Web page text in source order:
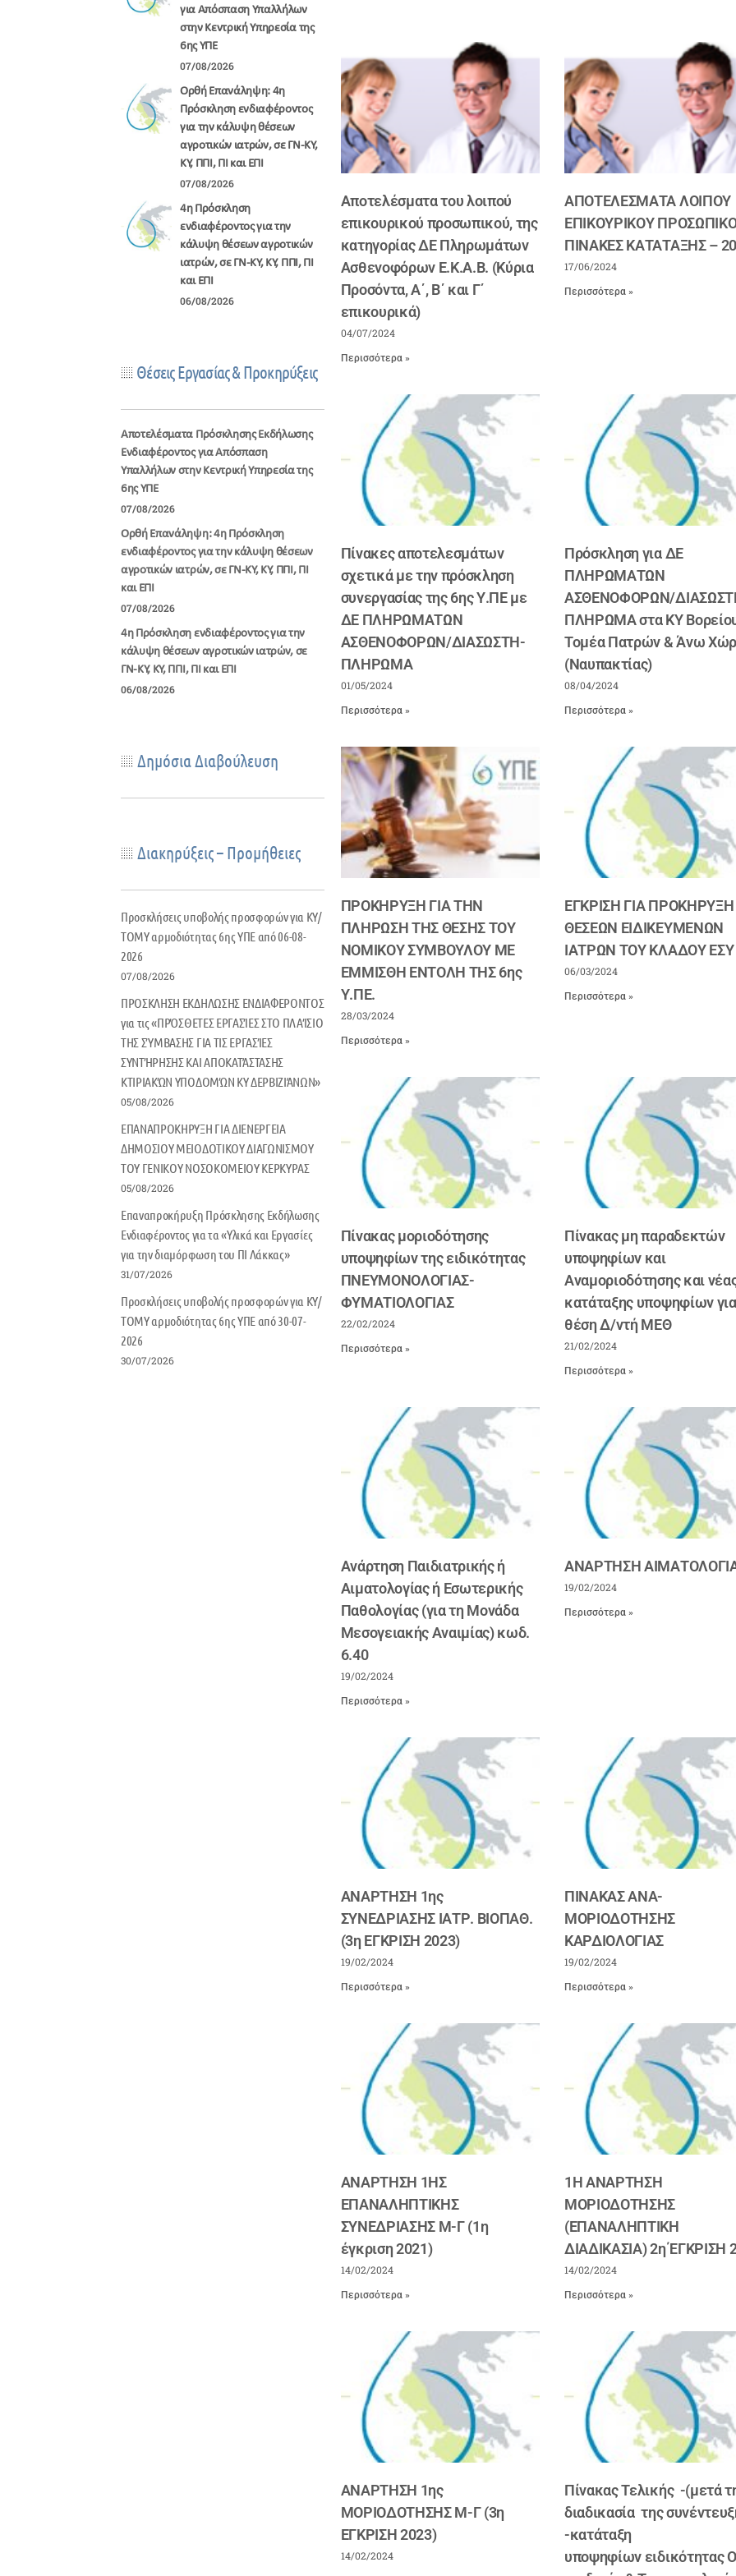
για Απόσπαση Υπαλλήλων
στην Κεντρική Υπηρεσία της
6ης ΥΠΕ
07/08/2026
Ορθή Επανάληψη: 4η
Πρόσκληση ενδιαφέροντος
για την κάλυψη θέσεων
αγροτικών ιατρών, σε ΓΝ-ΚΥ,
ΚΥ, ΠΠΙ, ΠΙ και ΕΠΙ
07/08/2026
4η Πρόσκληση
ενδιαφέροντος για την
κάλυψη θέσεων αγροτικών
ιατρών, σε ΓΝ-ΚΥ, ΚΥ, ΠΠΙ, ΠΙ
και ΕΠΙ
06/08/2026
Θέσεις Εργασίας & Προκηρύξεις
Αποτελέσματα Πρόσκλησης Εκδήλωσης
Ενδιαφέροντος για Απόσπαση
Υπαλλήλων στην Κεντρική Υπηρεσία της
6ης ΥΠΕ
07/08/2026
Ορθή Επανάληψη: 4η Πρόσκληση
ενδιαφέροντος για την κάλυψη θέσεων
αγροτικών ιατρών, σε ΓΝ-ΚΥ, ΚΥ, ΠΠΙ, ΠΙ
και ΕΠΙ
07/08/2026
4η Πρόσκληση ενδιαφέροντος για την
κάλυψη θέσεων αγροτικών ιατρών, σε
ΓΝ-ΚΥ, ΚΥ, ΠΠΙ, ΠΙ και ΕΠΙ
06/08/2026
Δημόσια Διαβούλευση
Διακηρύξεις – Προμήθειες
Προσκλήσεις υποβολής προσφορών για ΚΥ/
ΤΟΜΥ αρμοδιότητας 6ης ΥΠΕ από 06-08-
2026
07/08/2026
ΠΡΟΣΚΛΗΣΗ ΕΚΔΗΛΩΣΗΣ ΕΝΔΙΑΦΕΡΟΝΤΟΣ
για τις «ΠΡΌΣΘΕΤΕΣ ΕΡΓΑΣΊΕΣ ΣΤΟ ΠΛΑΊΣΙΟ
ΤΗΣ ΣΎΜΒΑΣΗΣ ΓΙΑ ΤΙΣ ΕΡΓΑΣΊΕΣ
ΣΥΝΤΉΡΗΣΗΣ ΚΑΙ ΑΠΟΚΑΤΆΣΤΑΣΗΣ
ΚΤΙΡΙΑΚΏΝ ΥΠΟΔΟΜΏΝ ΚΥ ΔΕΡΒΙΖΙΆΝΩΝ»
05/08/2026
ΕΠΑΝΑΠΡΟΚΗΡΥΞΗ ΓΙΑ ΔΙΕΝΕΡΓΕΙΑ
ΔΗΜΟΣΙΟΥ ΜΕΙΟΔΟΤΙΚΟΥ ΔΙΑΓΩΝΙΣΜΟΥ
ΤΟΥ ΓΕΝΙΚΟΥ ΝΟΣΟΚΟΜΕΙΟΥ ΚΕΡΚΥΡΑΣ
05/08/2026
Επαναπροκήρυξη Πρόσκλησης Εκδήλωσης
Ενδιαφέροντος για τα «Υλικά και Εργασίες
για την διαμόρφωση του ΠΙ Λάκκας»
31/07/2026
Προσκλήσεις υποβολής προσφορών για ΚΥ/
ΤΟΜΥ αρμοδιότητας 6ης ΥΠΕ από 30-07-
2026
30/07/2026
Aποτελέσματα του λοιπού
επικουρικού προσωπικού, της
κατηγορίας ΔΕ Πληρωμάτων
Ασθενοφόρων Ε.Κ.Α.Β. (Κύρια
Προσόντα, Α΄, Β΄ και Γ΄
επικουρικά)
04/07/2024
Περισσότερα »
ΑΠΟΤΕΛΕΣΜΑΤΑ ΛΟΙΠΟΥ
ΕΠΙΚΟΥΡΙΚΟΥ
ΠΙΝΑΚΕΣ ΚΑΤΑΤΑΞΗΣ –
17/06/2024
Περισσότερα »
Πίνακες αποτελεσμάτων
σχετικά με την πρόσκληση
συνεργασίας της 6ης Υ.ΠΕ με
ΔΕ ΠΛΗΡΩΜΑΤΩΝ
ΑΣΘΕΝΟΦΟΡΩΝ/ΔΙΑΣΩΣΤΗ-
ΠΛΗΡΩΜΑ
01/05/2024
Περισσότερα »
Πρόσκληση για ΔΕ
ΠΛΗΡΩΜΑΤΩΝ
ΑΣΘΕΝΟΦΟΡΩΝ/
ΠΛΗΡΩΜΑ στα ΚΥ
Τομέα Πατρών & Άνω
(Ναυπακτίας)
08/04/2024
Περισσότερα »
ΠΡΟΚΗΡΥΞΗ ΓΙΑ ΤΗΝ
ΠΛΗΡΩΣΗ ΤΗΣ ΘΕΣΗΣ ΤΟΥ
ΝΟΜΙΚΟΥ ΣΥΜΒΟΥΛΟΥ ΜΕ
ΕΜΜΙΣΘΗ ΕΝΤΟΛΗ ΤΗΣ 6ης
Υ.ΠΕ.
28/03/2024
Περισσότερα »
ΕΓΚΡΙΣΗ ΓΙΑ ΠΡΟΚΗΡΥΞΗ
ΘΕΣΕΩΝ ΕΙΔΙΚΕΥΜΕΝΩΝ
ΙΑΤΡΩΝ ΤΟΥ ΚΛΑΔΟΥ ΕΣΥ
06/03/2024
Περισσότερα »
Πίνακας μοριοδότησης
υποψηφίων της ειδικότητας
ΠΝΕΥΜΟΝΟΛΟΓΙΑΣ-
ΦΥΜΑΤΙΟΛΟΓΙΑΣ
22/02/2024
Περισσότερα »
Πίνακας μη παραδεκτών
υποψηφίων και
Αναμοριοδότησης και
κατάταξης υποψηφίων για
θέση Δ/ντή ΜΕΘ
21/02/2024
Περισσότερα »
Ανάρτηση Παιδιατρικής ή
Αιματολογίας ή Εσωτερικής
Παθολογίας (για τη Μονάδα
Μεσογειακής Αναιμίας) κωδ.
6.40
19/02/2024
Περισσότερα »
ΑΝΑΡΤΗΣΗ
19/02/2024
Περισσότερα »
ΑΝΑΡΤΗΣΗ 1ης
ΣΥΝΕΔΡΙΑΣΗΣ ΙΑΤΡ. ΒΙΟΠΑΘ.
(3η ΕΓΚΡΙΣΗ 2023)
19/02/2024
Περισσότερα »
ΠΙΝΑΚΑΣ ΑΝΑ-
ΜΟΡΙΟΔΟΤΗΣΗΣ
ΚΑΡΔΙΟΛΟΓΙΑΣ
19/02/2024
Περισσότερα »
ΑΝΑΡΤΗΣΗ 1ΗΣ
ΕΠΑΝΑΛΗΠΤΙΚΗΣ
ΣΥΝΕΔΡΙΑΣΗΣ Μ-Γ (1η
έγκριση 2021)
14/02/2024
Περισσότερα »
1Η ΑΝΑΡΤΗΣΗ
ΜΟΡΙΟΔΟΤΗΣΗΣ
(ΕΠΑΝΑΛΗΠΤΙΚΗ
ΔΙΑΔΙΚΑΣΙΑ) 2η ΈΓΚΡΙΣΗ
14/02/2024
Περισσότερα »
ΑΝΑΡΤΗΣΗ 1ης
ΜΟΡΙΟΔΟΤΗΣΗΣ Μ-Γ (3η
ΕΓΚΡΙΣΗ 2023)
14/02/2024
Πίνακας Τελικής -(μετά
διαδικασία της
-κατάταξη
υποψηφίων ειδικότητας